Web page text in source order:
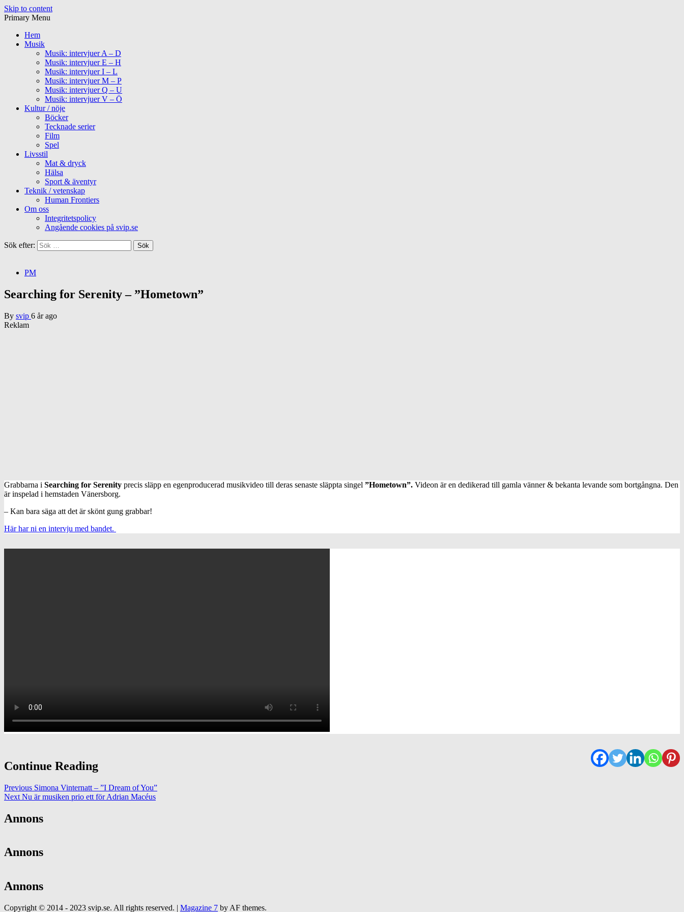
Skip to content
Primary Menu
Hem
Musik
Musik: intervjuer A – D
Musik: intervjuer E – H
Musik: intervjuer I – L
Musik: intervjuer M – P
Musik: intervjuer Q – U
Musik: intervjuer V – Ö
Kultur / nöje
Böcker
Tecknade serier
Film
Spel
Livsstil
Mat & dryck
Hälsa
Sport & äventyr
Teknik / vetenskap
Human Frontiers
Om oss
Integritetspolicy
Angående cookies på svip.se
Sök efter:
PM
Searching for Serenity – ”Hometown”
By svip 6 år ago
Reklam
Grabbarna i Searching for Serenity precis släpp en egenproducerad musikvideo till deras senaste släppta singel ”Hometown”. Videon är en dedikerad till gamla vänner & bekanta levande som bortgångna. Den
är inspelad i hemstaden Vänersborg.
– Kan bara säga att det är skönt gung grabbar!
Här har ni en intervju med bandet.
Continue Reading
Previous Simona Vinternatt – ”I Dream of You”
Next Nu är musiken prio ett för Adrian Macéus
Annons
Annons
Annons
Copyright © 2014 - 2023 svip.se. All rights reserved. | Magazine 7 by AF themes.